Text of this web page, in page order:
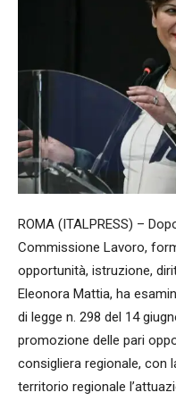
ROMA (ITALPRESS) –
Commissione Lavoro,
opportunità, istruzione,
Eleonora Mattia, ha
di legge n. 298 del 14
promozione delle pari
consigliera regionale, con
territorio regionale